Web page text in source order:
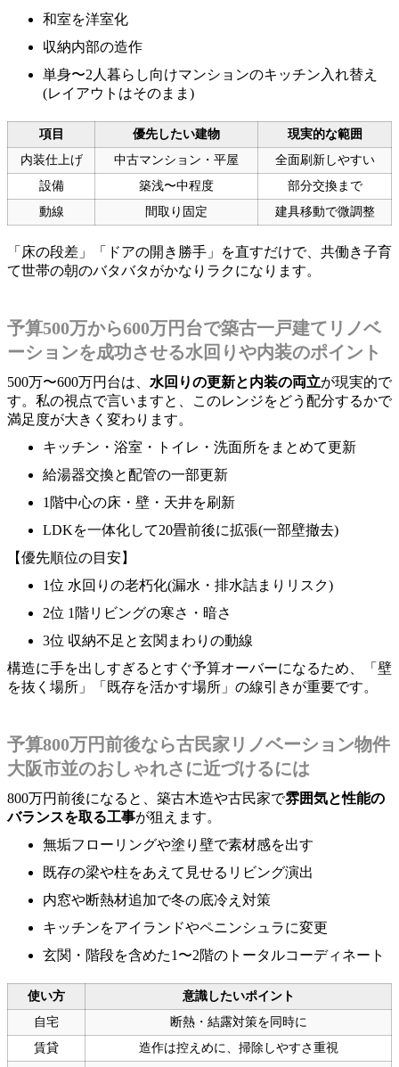
和室を洋室化
収納内部の造作
単身〜2人暮らし向けマンションのキッチン入れ替え
(レイアウトはそのまま)
項目 優先したい建物
現実的な範囲
内装仕上げ
中古マンション・平屋
全面刷新しやすい
設備
築浅〜中程度
部分交換まで
動線
間取り固定 建具移動で微調整
「床の段差」「ドアの開き勝手」を直すだけで、共働き子育
て世帯の朝のバタバタがかなりラクになります。
予算500万から600万円台で築古一戸建てリノベ
ーションを成功させる水回りや内装のポイント
500万〜600万円台は、 水回りの更新と内装の両立が現実的で
す。私の視点で言いますと、このレンジをどう配分するかで
満足度が大きく変わります。
キッチン・浴室・トイレ・洗面所をまとめて更新
給湯器交換と配管の一部更新
1階中心の床・壁・天井を刷新
LDKを一体化して20畳前後に拡張(一部壁撤去)
【優先順位の目安】
1位 水回りの老朽化(漏水・排水詰まりリスク)
2位 1階リビングの寒さ・暗さ
3位 収納不足と玄関まわりの動線
構造に手を出しすぎるとすぐ予算オーバーになるため、「壁
を抜く場所」「既存を活かす場所」の線引きが重要です。
予算800万円前後なら古民家リノベーション物件
大阪市並のおしゃれさに近づけるには
800万円前後になると、築古木造や古民家で雰囲気と性能の
バランスを取る工事が狙えます。
無垢フローリングや塗り壁で素材感を出す
既存の梁や柱をあえて見せるリビング演出
内窓や断熱材追加で冬の底冷え対策
キッチンをアイランドやペニンシュラに変更
玄関・階段を含めた1〜2階のトータルコーディネート
使い方
意識したいポイント
自宅
断熱・結露対策を同時に
賃貸
造作は控えめに、掃除しやすさ重視